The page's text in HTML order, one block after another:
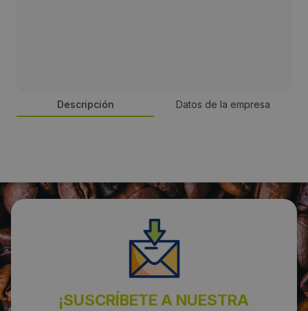
Descripción Datos de la empresa
Santa Cruz de Tenerife
¡SUSCRÍBETE A NUESTRA